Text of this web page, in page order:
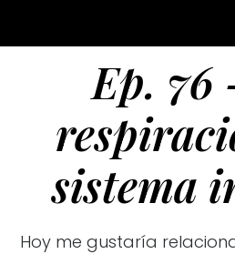
Ep. 76
sistema
Hoy me gustaría